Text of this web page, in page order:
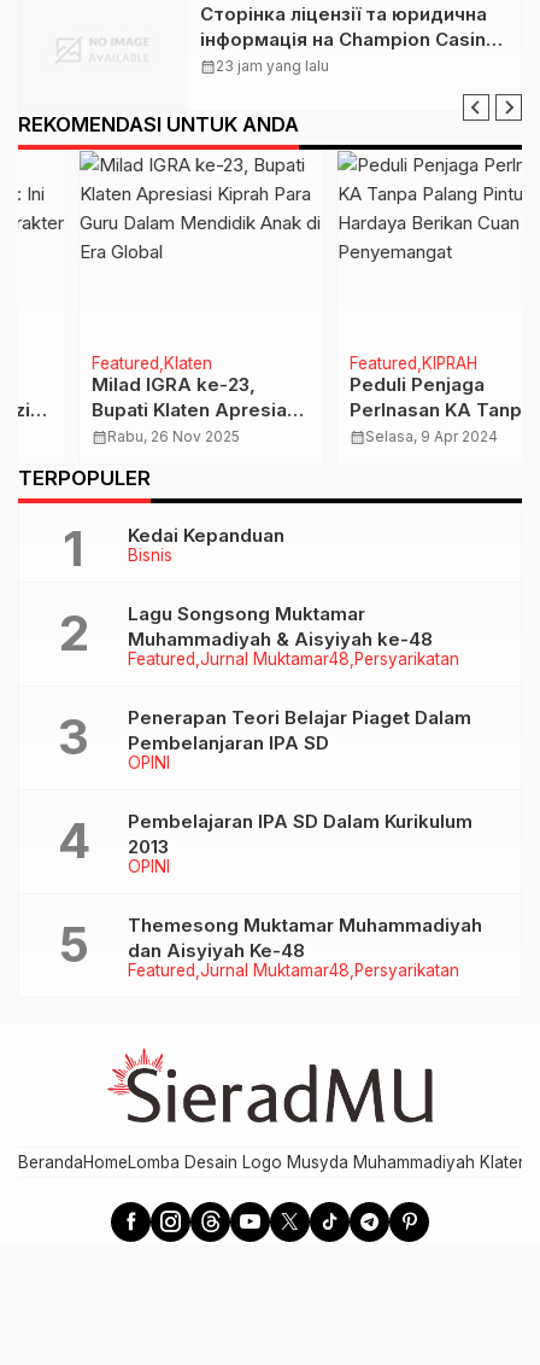
Сторінка ліцензії та юридична
інформація на Champion Casino:
розбір для українських гравців
calendar_month23 jam yang lalu
REKOMENDASI UNTUK ANDA
Featured Klaten
Milad IGRA ke-23,
Bupati Klaten Apresiasi
Kiprah Para Guru Dalam
Global
Rabu, 26 Nov 2025
Featured KIPRAH
Peduli Penjaga
Perlnasan KA Tanpa
Palang Pintu, Yoga
Selasa, 9 Apr 2024
…
TERPOPULER
Bisnis
Kedai Kepanduan
Featured Jurnal Muktamar48 Persyarikatan
Lagu Songsong Muktamar
Muhammadiyah & Aisyiyah ke-48
OPINI
Penerapan Teori Belajar Piaget Dalam
Pembelanjaran IPA SD
OPINI
Pembelajaran IPA SD Dalam Kurikulum
2013
Featured Jurnal Muktamar48 Persyarikatan
Themesong Muktamar Muhammadiyah
dan Aisyiyah Ke-48
BerandaHomeLomba Desain Logo Musyda Muhammadiyah Klaten